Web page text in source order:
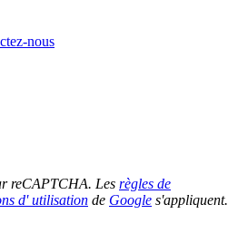
nous
reCAPTCHA. Les règles de
d' utilisation de Google s'appliquent.